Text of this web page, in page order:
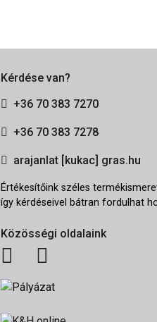
Kérdése van?
+36 70 383 7270
+36 70 383 7278
arajanlat [kukac] gras.hu
Értékesítőink széles
így kérdéseivel bátran fordulhat
Közösségi oldalaink